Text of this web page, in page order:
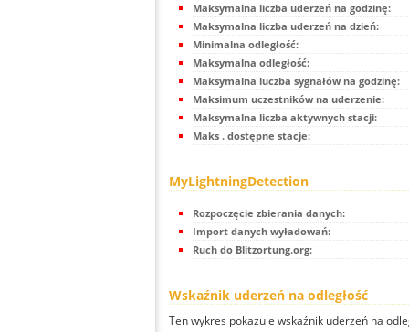
Maksymalna liczba uderzeń na godzinę:
Maksymalna liczba uderzeń na dzień:
Minimalna odległość:
Maksymalna odległość:
Maksymalna luczba sygnałów na godzinę:
Maksimum uczestników na uderzenie:
Maksymalna liczba aktywnych stacji:
Maks . dostępne stacje:
MyLightningDetection
Rozpoczęcie zbierania danych:
Import danych wyładowań:
Ruch do Blitzortung.org:
Wskaźnik uderzeń na odległość
Ten wykres pokazuje wskaźnik uderzeń na